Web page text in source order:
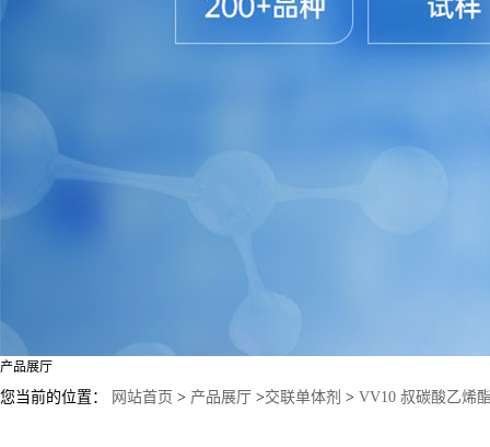
产品展厅
您当前的位置： 网站首页 > 产品展厅 >交联单体剂 > VV10 叔碳酸乙烯